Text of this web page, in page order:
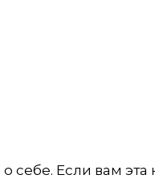
Если вам эта